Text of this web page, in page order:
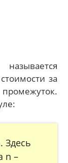
за
Здесь
n –